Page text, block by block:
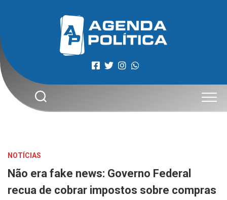
NOTÍCIAS
Não era fake news: Governo Federal
recua de cobrar impostos sobre compras